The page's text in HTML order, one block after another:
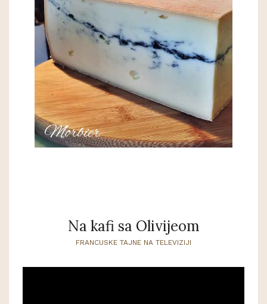
Na kafi sa Olivijeom
FRANCUSKE TAJNE NA TELEVIZIJI